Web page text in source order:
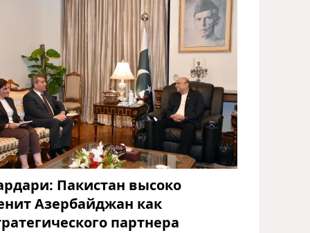
Пакистан высоко
Азербайджан как
партнера